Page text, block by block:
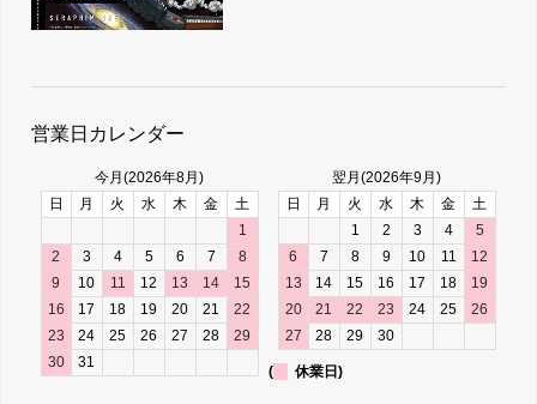
営業日カレンダー
今月(2026年8月)
日
月 火 水 木 金
土
1
2
3 4 5 6 7
8
9
10 11 12 13 14
15
16
17 18 19 20 21
22
23
24 25 26 27 28
29
30
31
翌月(2026年9月)
日
月 火 水 木 金
土
1
2 3 4
5
6
7 8 9 10 11
12
13
14 15 16 17 18
19
20
21 22 23 24 25
26
27
28 29 30
( 休業日)